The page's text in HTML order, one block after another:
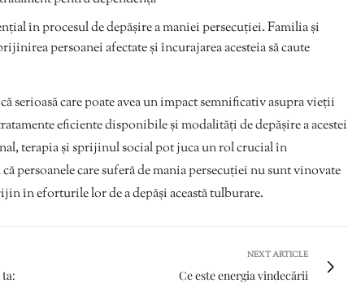
în procesul de depășire a maniei persecuției. Familia și
persoanei afectate și încurajarea acesteia să caute
serioasă care poate avea un impact semnificativ asupra vieții
eficiente disponibile și modalități de depășire a acestei
terapia și sprijinul social pot juca un rol crucial în
persoanele care suferă de mania persecuției nu sunt vinovate
în eforturile lor de a depăși această tulburare.
NEXT ARTICLE
Ce este energia vindecării